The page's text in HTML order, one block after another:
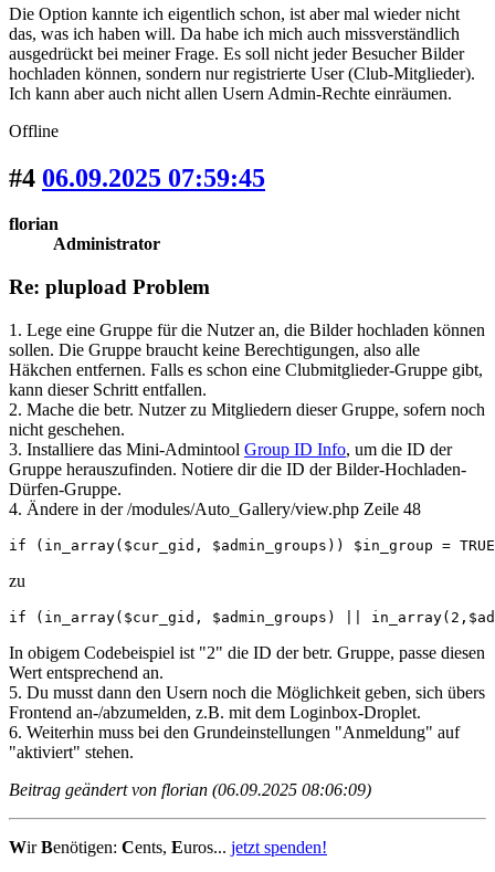
Die Option kannte ich eigentlich schon, ist aber mal wieder nicht
das, was ich haben will. Da habe ich mich auch missverständlich
ausgedrückt bei meiner Frage. Es soll nicht jeder Besucher Bilder
hochladen können, sondern nur registrierte User (Club-Mitglieder).
Ich kann aber auch nicht allen Usern Admin-Rechte einräumen.
Offline
#4 06.09.2025 07:59:45
florian
Administrator
Re: plupload Problem
1. Lege eine Gruppe für die Nutzer an, die Bilder hochladen können
sollen. Die Gruppe braucht keine Berechtigungen, also alle
Häkchen entfernen. Falls es schon eine Clubmitglieder-Gruppe gibt,
kann dieser Schritt entfallen.
2. Mache die betr. Nutzer zu Mitgliedern dieser Gruppe, sofern noch
nicht geschehen.
3. Installiere das Mini-Admintool Group ID Info, um die ID der
Gruppe herauszufinden. Notiere dir die ID der Bilder-Hochladen-
Dürfen-Gruppe.
4. Ändere in der /modules/Auto_Gallery/view.php Zeile 48
if (in_array($cur_gid, $admin_groups)) $in_group =
zu
if (in_array($cur_gid, $admin_groups) ||
In obigem Codebeispiel ist "2" die ID der betr. Gruppe, passe diesen
Wert entsprechend an.
5. Du musst dann den Usern noch die Möglichkeit geben, sich übers
Frontend an-/abzumelden, z.B. mit dem Loginbox-Droplet.
6. Weiterhin muss bei den Grundeinstellungen "Anmeldung" auf
"aktiviert" stehen.
Beitrag geändert von florian (06.09.2025 08:06:09)
WirBenötigen: Cents, Euros... jetzt spenden!